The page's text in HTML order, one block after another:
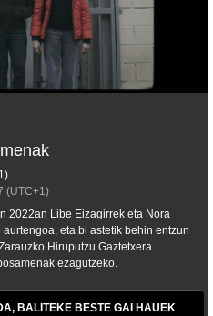
(UTC+1)
2022an Libe Eizagirrek eta Nora
eta bi astetik behin entzun
Hiruputzu Gaztetxera
ezagutzeko.
BALITEKE BESTE GAI HAUEK